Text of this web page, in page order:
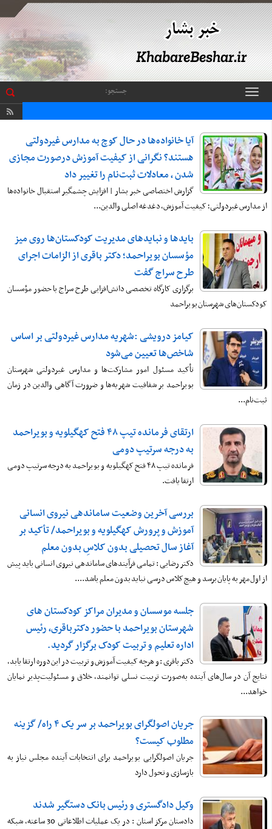
باز
و
کردن
آیا خانواده‌ها در حال کوچ به مدارس غیردولتی
هستند؟ نگرانی از کیفیت آموزش درصورت مجازی
شدن ، معادلات ثبت‌نام را تغییر داد
گزارش اختصاصی خبر بشار | افزایش چشمگیر استقبال خانواده‌ها
از مدارس غیردولتی؛ کیفیت آموزش، دغدغه اصلی والدین...
بایدها و نبایدهای مدیریت کودکستان‌ها روی میز
مؤسسان بویراحمد؛ دکتر باقری از الزامات اجرای
طرح سراج گفت
برگزاری کارگاه تخصصی دانش‌افزایی طرح سراج با حضور مؤسسان
کودکستان‌های شهرستان بویراحمد
کیامز درویشی :شهریه مدارس غیردولتی بر اساس
شاخص‌ها تعیین می‌شود
تأکید مسئول امور مشارکت‌ها و مدارس غیردولتی شهرستان
بویراحمد بر شفافیت شهریه‌ها و ضرورت آگاهی والدین در زمان
ثبت‌نام...
ارتقای فرمانده تیپ ۴۸ فتح کهگیلویه و بویراحمد
به درجه سرتیپ دومی
فرمانده تیپ ۴۸ فتح کهگیلویه و بویراحمد به درجه سرتیپ دومی
ارتقا یافت.
بررسی آخرین وضعیت ساماندهی نیروی انسانی
آموزش و پرورش کهگیلویه و بویراحمد/ تأکید بر
آغاز سال تحصیلی بدون کلاسِ بدون معلم
دکتر رضایی : تمامی فرآیندهای ساماندهی نیروی انسانی باید پیش
از اول مهر به پایان برسد و هیچ کلاس درسی نباید بدون معلم باشد....
جلسه موسسان و مدیران مراکز کودکستان های
شهرستان بویراحمد با حضور دکترباقری، رئیس
اداره تعلیم و تربیت کودک برگزار گردید.
دکتر باقری : و هرچه کیفیت آموزش و تربیت در این دوره ارتقا یابد،
نتایج آن در سال‌های آینده به‌صورت تربیت نسلی توانمند، خلاق و مسئولیت‌پذیر نمایان
خواهد...
جریان اصولگرای بویراحمد بر سر یک ۴ راه/ گزینه
مطلوب کیست؟
جریان اصولگرایی بویراحمد برای انتخابات آینده مجلس نیاز به
بازسازی و تحول دارد
وکیل دادگستری و رئیس بانک دستگیر شدند
دادستان مرکز استان : در یک عملیات اطلاعاتی 30 ساعته، شبکه